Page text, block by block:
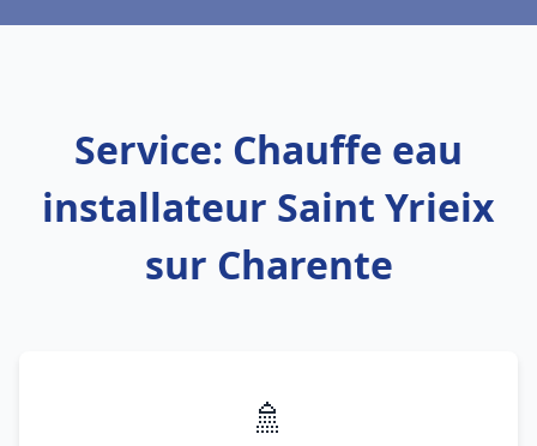
Service: Chauffe eau
installateur Saint Yrieix
sur Charente
🚿